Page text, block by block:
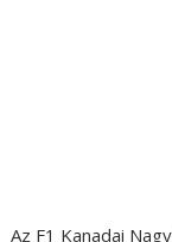
Az F1 Kanadai